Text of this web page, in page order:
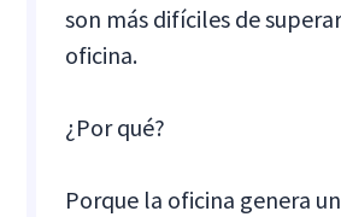
son más difíciles de
oficina.
¿Por qué?
Porque la oficina genera